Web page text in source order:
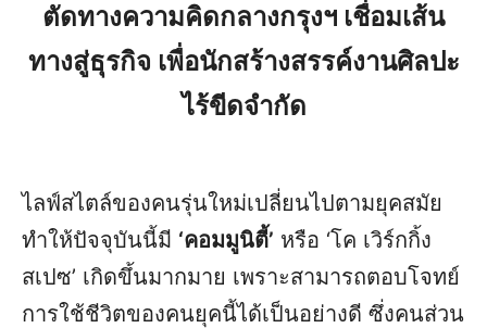
ตัดทางความคิดกลางกรุงฯ เชื่อมเส้น
ทางสู่ธุรกิจ เพื่อนักสร้างสรรค์งานศิลปะ
ไร้ขีดจำกัด
ไลฟ์สไตล์ของคนรุ่นใหม่เปลี่ยนไปตามยุคสมัย
ทำให้ปัจจุบันนี้มี ‘คอมมูนิตี้’ หรือ ‘โค เวิร์กกิ้ง
สเปซ’ เกิดขึ้นมากมาย เพราะสามารถตอบโจทย์
การใช้ชีวิตของคนยุคนี้ได้เป็นอย่างดี ซึ่งคนส่วน